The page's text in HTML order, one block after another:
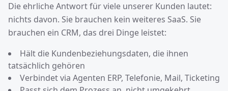
Die ehrliche Antwort für viele unserer Kunden lautet:
nichts davon. Sie brauchen kein weiteres SaaS. Sie
brauchen ein CRM, das drei Dinge leistet:
Hält die Kundenbeziehungsdaten, die ihnen
tatsächlich gehören
Verbindet via Agenten ERP, Telefonie, Mail, Ticketing